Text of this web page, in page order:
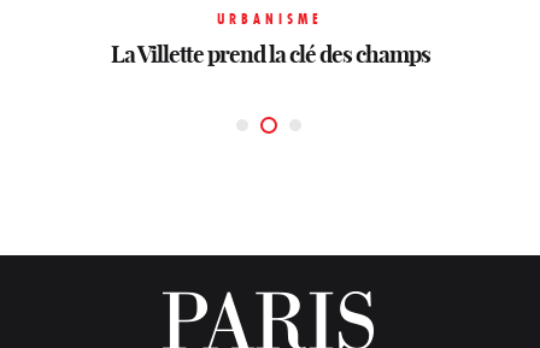
URBANISME
La Villette prend la clé des champs
URBANISME
La Villette prend la clé des champs
URBANISME
La Villette prend la clé des champs